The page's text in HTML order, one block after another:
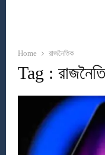
Home রাজনৈতিক
Tag :